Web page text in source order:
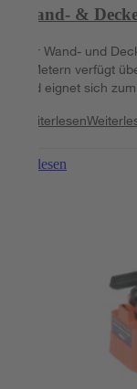
Wand- &
Der Wand- und
3 Metern verfügt
und eignet sich
Weiterlesen
Weiterlesen